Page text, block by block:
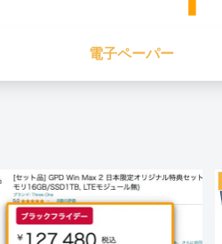
電子ペーパー